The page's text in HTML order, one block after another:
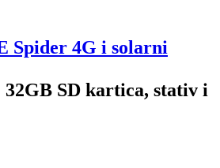
Spider 4G i solarni
32GB SD kartica, stativ i